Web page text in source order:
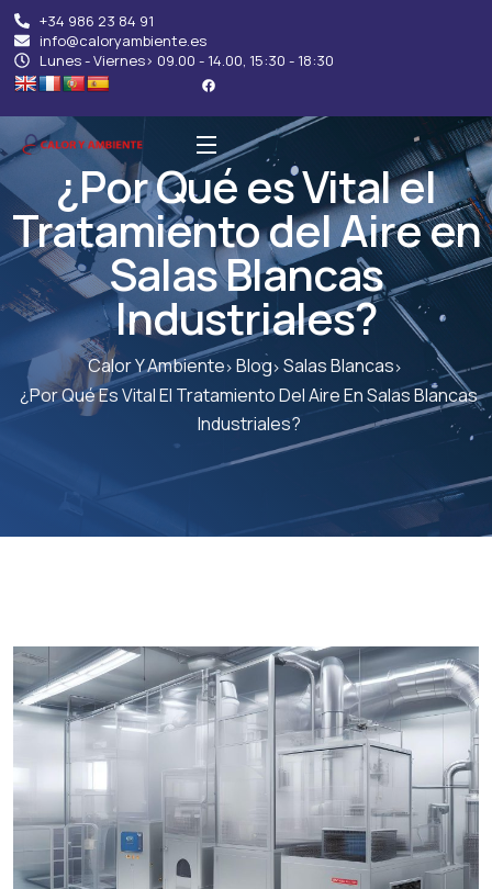
+34 986 23 84 91
info@caloryambiente.es
Lunes - Viernes> 09.00 - 14.00, 15:30 - 18:30
¿Por Qué es Vital el
Tratamiento del Aire en
Salas Blancas
Industriales?
Calor Y Ambiente Blog Salas Blancas
¿Por Qué Es Vital El Tratamiento Del Aire En Salas Blancas
Industriales?